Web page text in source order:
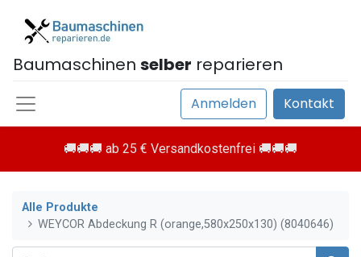
Baumaschinen selber reparieren
Anmelden Kontakt
🚚🚚🚚 ab 25 € Versandkostenfrei 🚚🚚🚚
Alle Produkte
WEYCOR Abdeckung R (orange,580x250x130) (8040646)